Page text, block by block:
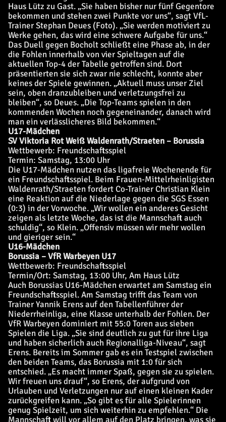
Haus Lütz zu Gast. „Sie haben bisher nur fünf Gegentore
bekommen und stehen zwei Punkte vor uns“, sagt VfL-
Trainer Stephan Deues (Foto). „Sie werden motiviert zu
Werke gehen, das wird eine schwere Aufgabe für uns.“
Das Duell gegen Bocholt schließt eine Phase ab, in der
die Fohlen innerhalb von vier Spieltagen auf die
aktuellen Top-4 der Tabelle getroffen sind. Dort
präsentierten sie sich zwar nie schlecht, konnte aber
keines der Spiele gewinnen. „Aktuell muss unser Ziel
sein, oben dranzubleiben und verletzungsfrei zu
bleiben“, so Deues. „Die Top-Teams spielen in den
kommenden Wochen noch gegeneinander, danach wird
man ein verlässlicheres Bild bekommen.“
U17-Mädchen
SV Viktoria Rot Weiß Waldenrath/Straeten – Borussia
Wettbewerb: Freundschaftsspiel
Termin: Samstag, 13:00 Uhr
Die U17-Mädchen nutzen das ligafreie Wochenende für
ein Freundschaftsspiel. Beim Frauen-Mittelrheinligisten
Waldenrath/Straeten fordert Co-Trainer Christian Klein
eine Reaktion auf die Niederlage gegen die SGS Essen
(0:3) in der Vorwoche. „Wir wollen ein anderes Gesicht
zeigen als letzte Woche, das ist die Mannschaft auch
schuldig“, so Klein. „Offensiv müssen wir mehr wollen
und gieriger sein.“
U16-Mädchen
Borussia – VfR Warbeyen U17
Wettbewerb: Freundschaftsspiel
Termin/Ort: Samstag, 13:00 Uhr, Am Haus Lütz
Auch Borussias U16-Mädchen erwartet am Samstag ein
Freundschaftsspiel. Am Samstag trifft das Team von
Trainer Yannik Erens auf den Tabellenführer der
Niederrheinliga, eine Klasse unterhalb der Fohlen. Der
VfR Warbeyen dominiert mit 55:0 Toren aus sieben
Spielen die Liga. „Sie sind deutlich zu gut für ihre Liga
und haben sicherlich auch Regionalliga-Niveau“, sagt
Erens. Bereits im Sommer gab es ein Testspiel zwischen
den beiden Teams, das Borussia mit 1:0 für sich
entschied. „Es macht immer Spaß, gegen sie zu spielen.
Wir freuen uns drauf“, so Erens, der aufgrund von
Urlauben und Verletzungen nur auf einen kleinen Kader
zurückgreifen kann. „So gibt es für alle Spielerinnen
genug Spielzeit, um sich weiterhin zu empfehlen.“ Die
Mannschaft will vor allem auf den Platz bringen, was sie